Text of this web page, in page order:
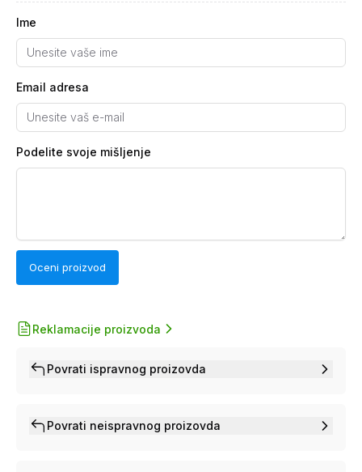
Ime
Email adresa
Podelite svoje mišljenje
Oceni proizvod
Reklamacije proizvoda
Povrati ispravnog proizovda
Povrati neispravnog proizovda